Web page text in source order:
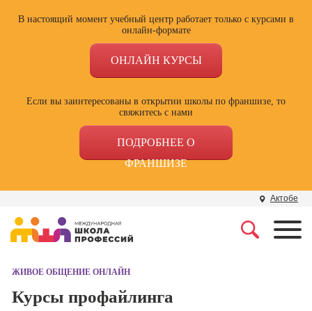
В настоящий момент учебный центр работает только с курсами в
онлайн-формате
ОНЛАЙН КУРСЫ
Если вы заинтересованы в открытии школы по франшизе, то
свяжитесь с нами
ПОДРОБНЕЕ О
ФРАНШИЗЕ
Актобе
Школа дизайна
ЖИВОЕ ОБЩЕНИЕ ОНЛАЙН
Курсы профайлинга